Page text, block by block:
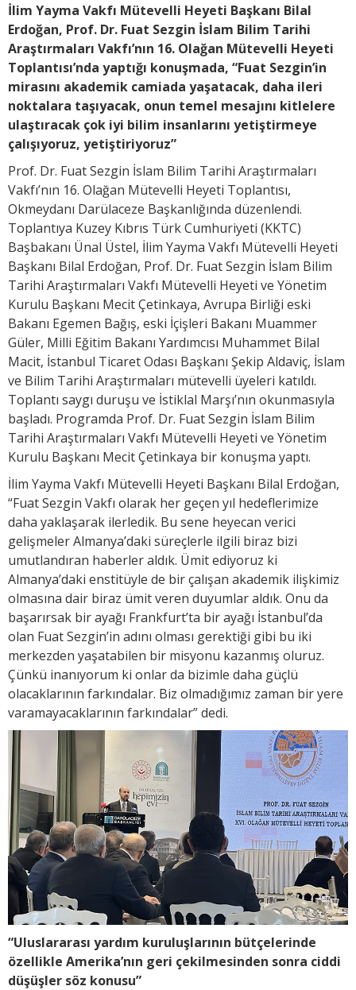
İlim Yayma Vakfı Mütevelli Heyeti Başkanı Bilal
Erdoğan, Prof. Dr. Fuat Sezgin İslam Bilim Tarihi
Araştırmaları Vakfı’nın 16. Olağan Mütevelli Heyeti
Toplantısı’nda yaptığı konuşmada, “Fuat Sezgin’in
mirasını akademik camiada yaşatacak, daha ileri
noktalara taşıyacak, onun temel mesajını kitlelere
ulaştıracak çok iyi bilim insanlarını yetiştirmeye
çalışıyoruz, yetiştiriyoruz”
Prof. Dr. Fuat Sezgin İslam Bilim Tarihi Araştırmaları
Vakfı’nın 16. Olağan Mütevelli Heyeti Toplantısı,
Okmeydanı Darülaceze Başkanlığında düzenlendi.
Toplantıya Kuzey Kıbrıs Türk Cumhuriyeti (KKTC)
Başbakanı Ünal Üstel, İlim Yayma Vakfı Mütevelli Heyeti
Başkanı Bilal Erdoğan, Prof. Dr. Fuat Sezgin İslam Bilim
Tarihi Araştırmaları Vakfı Mütevelli Heyeti ve Yönetim
Kurulu Başkanı Mecit Çetinkaya, Avrupa Birliği eski
Bakanı Egemen Bağış, eski İçişleri Bakanı Muammer
Güler, Milli Eğitim Bakanı Yardımcısı Muhammet Bilal
Macit, İstanbul Ticaret Odası Başkanı Şekip Aldaviç, İslam
ve Bilim Tarihi Araştırmaları mütevelli üyeleri katıldı.
Toplantı saygı duruşu ve İstiklal Marşı’nın okunmasıyla
başladı. Programda Prof. Dr. Fuat Sezgin İslam Bilim
Tarihi Araştırmaları Vakfı Mütevelli Heyeti ve Yönetim
Kurulu Başkanı Mecit Çetinkaya bir konuşma yaptı.
İlim Yayma Vakfı Mütevelli Heyeti Başkanı Bilal Erdoğan,
“Fuat Sezgin Vakfı olarak her geçen yıl hedeflerimize
daha yaklaşarak ilerledik. Bu sene heyecan verici
gelişmeler Almanya’daki süreçlerle ilgili biraz bizi
umutlandıran haberler aldık. Ümit ediyoruz ki
Almanya’daki enstitüyle de bir çalışan akademik ilişkimiz
olmasına dair biraz ümit veren duyumlar aldık. Onu da
başarırsak bir ayağı Frankfurt’ta bir ayağı İstanbul’da
olan Fuat Sezgin’in adını olması gerektiği gibi bu iki
merkezden yaşatabilen bir misyonu kazanmış oluruz.
Çünkü inanıyorum ki onlar da bizimle daha güçlü
olacaklarının farkındalar. Biz olmadığımız zaman bir yere
varamayacaklarının farkındalar” dedi.
“Uluslararası yardım kuruluşlarının bütçelerinde
özellikle Amerika’nın geri çekilmesinden sonra ciddi
düşüşler söz konusu”